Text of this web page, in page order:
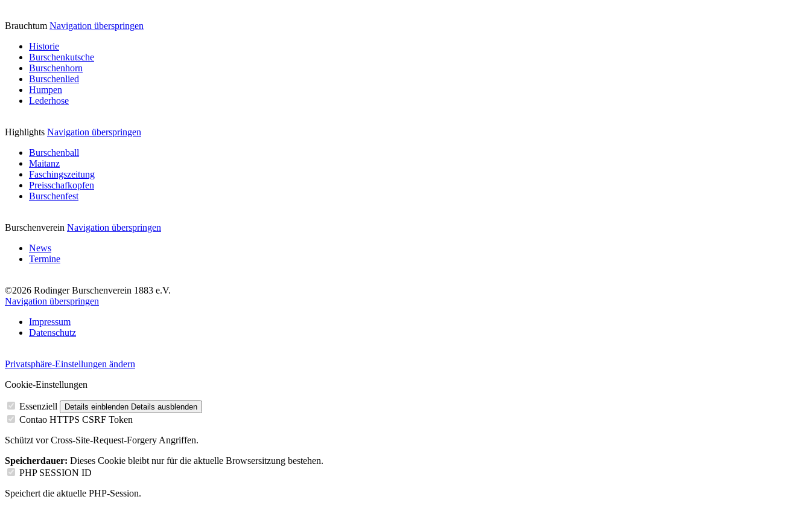
Brauchtum Navigation überspringen
Historie
Burschenkutsche
Burschenhorn
Burschenlied
Humpen
Lederhose
Highlights Navigation überspringen
Burschenball
Maitanz
Faschingszeitung
Preisschafkopfen
Burschenfest
Burschenverein Navigation überspringen
News
Termine
©2026 Rodinger Burschenverein 1883 e.V.
Navigation überspringen
Impressum
Datenschutz
Privatsphäre-Einstellungen ändern
Cookie-Einstellungen
Essenziell Details einblenden Details ausblenden
Contao HTTPS CSRF Token
Schützt vor Cross-Site-Request-Forgery Angriffen.
Speicherdauer: Dieses Cookie bleibt nur für die aktuelle Browsersitzung bestehen.
PHP SESSION ID
Speichert die aktuelle PHP-Session.